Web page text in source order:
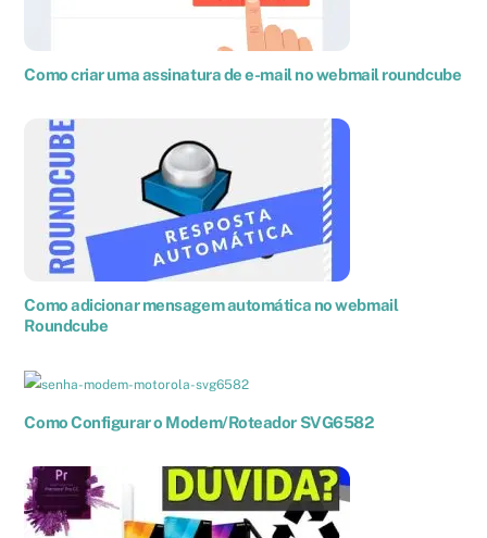
Como criar uma assinatura de e-mail no webmail roundcube
Como adicionar mensagem automática no webmail
Roundcube
Como Configurar o Modem/Roteador SVG6582